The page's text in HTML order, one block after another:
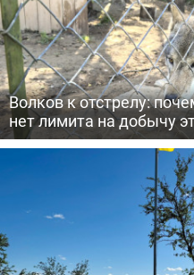
Волков к отстрелу:
нет лимита на добычу